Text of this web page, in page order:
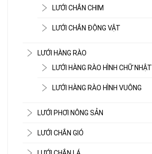
LƯỚI CHẮN CHIM
LƯỚI CHẮN ĐỘNG VẬT
LƯỚI HÀNG RÀO
LƯỚI HÀNG RÀO HÌNH CHỮ NHẬT
LƯỚI HÀNG RÀO HÌNH VUÔNG
LƯỚI PHƠI NÔNG SẢN
LƯỚI CHẮN GIÓ